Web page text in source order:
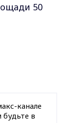
50
канале
будьте в